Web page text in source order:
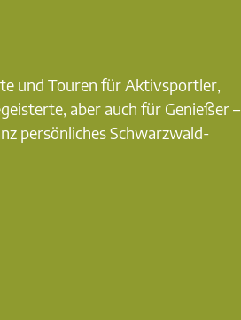
und Touren für Aktivsportler,
aber auch für Genießer –
persönliches Schwarzwald-